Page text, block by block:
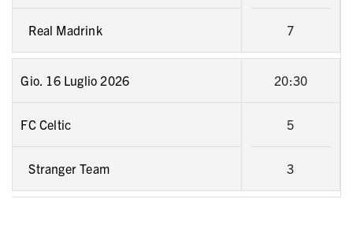
7
Real Madrink
Gio. 16 Luglio 2026 20:30
FC Celtic 5
3
Stranger Team